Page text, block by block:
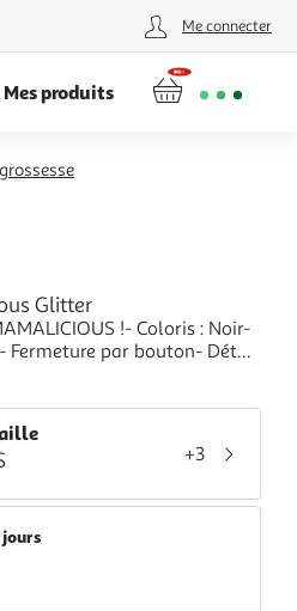
Me connecter
Mes produits
Glitter
!- Coloris : Noir-
Fermeture par bouton- Détail
Viscose
+3